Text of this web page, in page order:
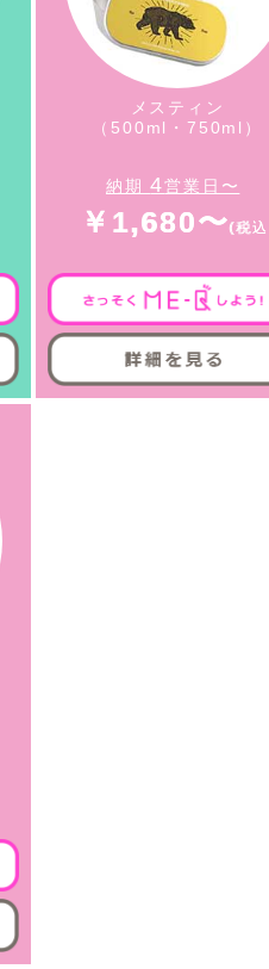
メスティン
（500ml・750ml）
納期4営業日〜
￥1,680〜